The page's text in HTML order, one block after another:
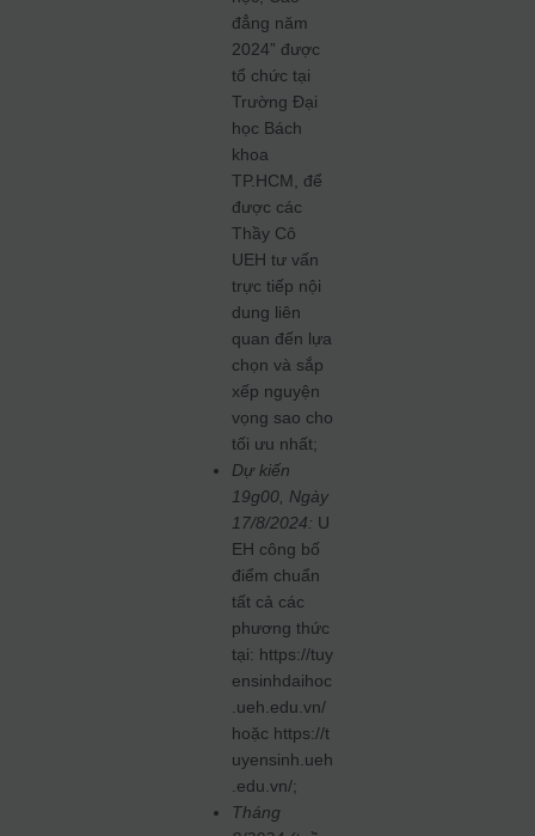
đẳng năm
2024” được
tổ chức tại
Trường Đại
học Bách
khoa
TP.HCM, để
được các
Thầy Cô
UEH tư vấn
trực tiếp nội
dung liên
quan đến lựa
chọn và sắp
xếp nguyện
vọng sao cho
tối ưu nhất;
Dự kiến
19g00, Ngày
17/8/2024: U
EH công bố
điểm chuẩn
tất cả các
phương thức
tại: https://tuy
ensinhdaihoc
.ueh.edu.vn/
hoặc https://t
uyensinh.ueh
.edu.vn/;
Tháng